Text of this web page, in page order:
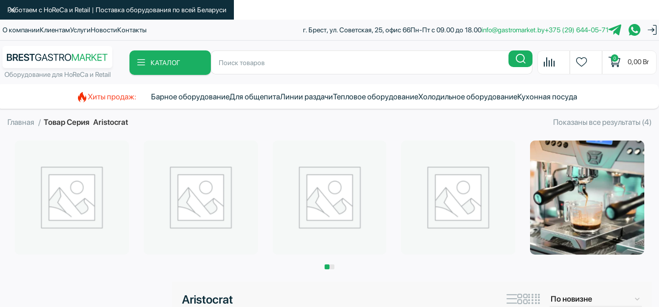
О компанииКлиентамУслугиНовостиКонтакты г. Брест, ул. Советская, 25, офис 66Пн-Пт с 09.00 до 18.00info@gastromarket.by+375 (29) 644-05-71
Оборудование для HoReCa и Retail
КАТАЛОГ
0 0,00 Br
Хиты продаж: Барное оборудованиеДля общепитаЛинии раздачиТепловое оборудованиеХолодильное оборудованиеКухонная посуда
Главная Товар Серия Aristocrat Показаны все результаты (4)
Aristocrat
Работаем с HoReCa и Retail | Поставка оборудования по всей Беларуси